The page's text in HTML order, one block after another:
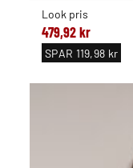
Look pris
479,92 kr
SPAR 119,98 kr